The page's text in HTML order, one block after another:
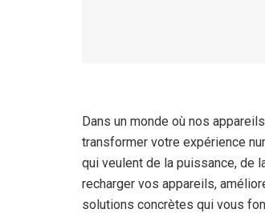
Dans un monde où nos
transformer votre expérience
qui veulent de la puissance, de
recharger vos appareils,
solutions concrètes qui vous